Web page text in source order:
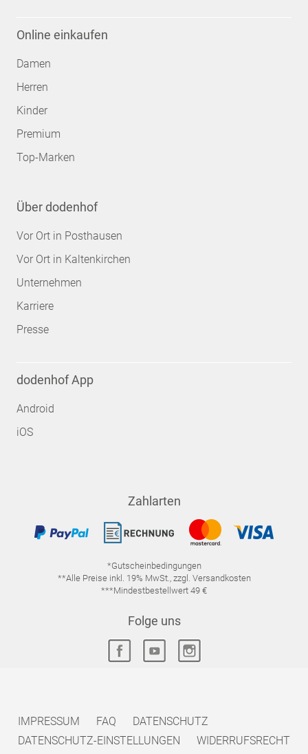
Online einkaufen
Damen
Herren
Kinder
Premium
Top-Marken
Über dodenhof
Vor Ort in Posthausen
Vor Ort in Kaltenkirchen
Unternehmen
Karriere
Presse
dodenhof App
Android
iOS
Zahlarten
*Gutscheinbedingungen
**Alle Preise inkl. 19% MwSt., zzgl. Versandkosten
***Mindestbestellwert 49 €
Folge uns
IMPRESSUM FAQ
DATENSCHUTZ
DATENSCHUTZ-EINSTELLUNGEN
WIDERRUFSRECHT